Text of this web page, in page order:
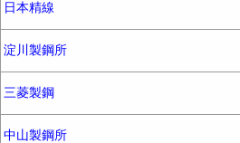
日本精線
淀川製鋼所
三菱製鋼
中山製鋼所